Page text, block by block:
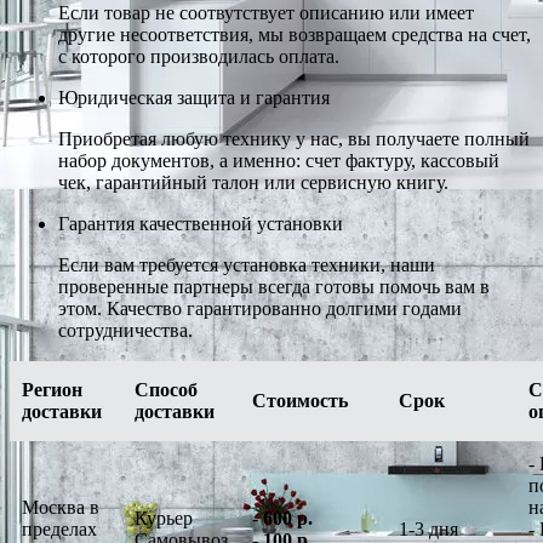
Если товар не соотвутствует описанию или имеет
другие несоответствия, мы возвращаем средства на счет,
с которого производилась оплата.
Юридическая защита и гарантия
Приобретая любую технику у нас, вы получаете полный
набор документов, а именно: счет фактуру, кассовый
чек, гарантийный талон или сервисную книгу.
Гарантия качественной установки
Если вам требуется установка техники, наши
проверенные партнеры всегда готовы помочь вам в
этом. Качество гарантированно долгими годами
сотрудничества.
Регион
доставки
Способ
доставки
Стоимость Срок
Москва в
пределах
Курьер
-600 р.
1-3 дня
-
-